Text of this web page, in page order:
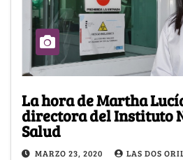
La hora de Martha
directora del Instituto
Salud
MARZO 23, 2020 LAS DOS